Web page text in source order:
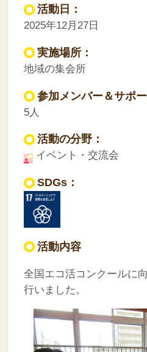
活動日：
2025年12月27日
実施場所：
地域の集会所
参加メンバー＆サポー
5人
活動の分野：
イベント・交流会
SDGs：
活動内容
全国エコ活コンクールに
行いました。